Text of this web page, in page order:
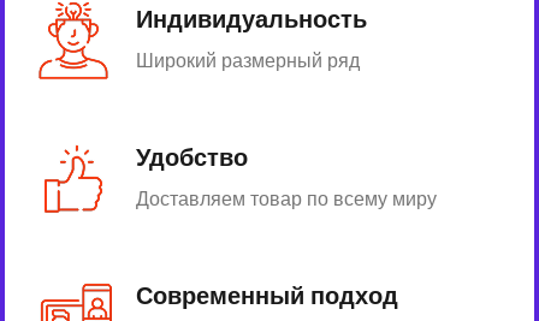
Индивидуальность
Широкий размерный ряд
Удобство
Доставляем товар по всему миру
Современный подход